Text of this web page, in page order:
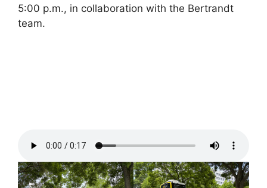
5:00 p.m., in collaboration with the Bertrandt
team.